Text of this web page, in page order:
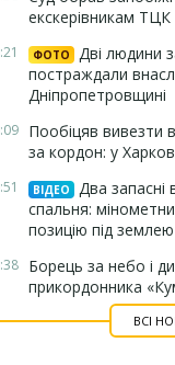
екскерівникам
ФОТО
Дві людини
постраждали
Дніпропетровщині
Пообіцяв вивезти
за кордон: у
ВІДЕО
Два запасні
спальня:
позицію під землею
Борець за небо і
прикордонника
ВСІ